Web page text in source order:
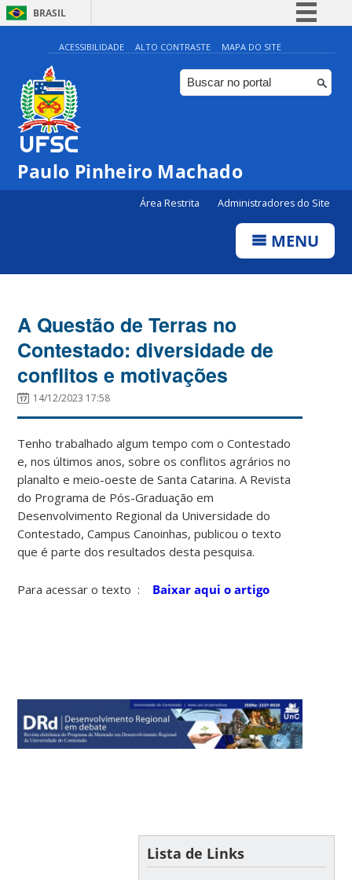
BRASIL
Simplifique!
Comunica BR
Participe
Canais
ACESSIBILIDADE ALTO CONTRASTE MAPA DO SITE
Paulo Pinheiro Machado
Área Restrita Administradores do Site
MENU
A Questão de Terras no
Contestado: diversidade de
conflitos e motivações
14/12/2023 17:58
Tenho trabalhado algum tempo com o Contestado
e, nos últimos anos, sobre os conflitos agrários no
planalto e meio-oeste de Santa Catarina. A Revista
do Programa de Pós-Graduação em
Desenvolvimento Regional da Universidade do
Contestado, Campus Canoinhas, publicou o texto
que é parte dos resultados desta pesquisa.
Para acessar o texto : Baixar aqui o artigo
Lista de Links